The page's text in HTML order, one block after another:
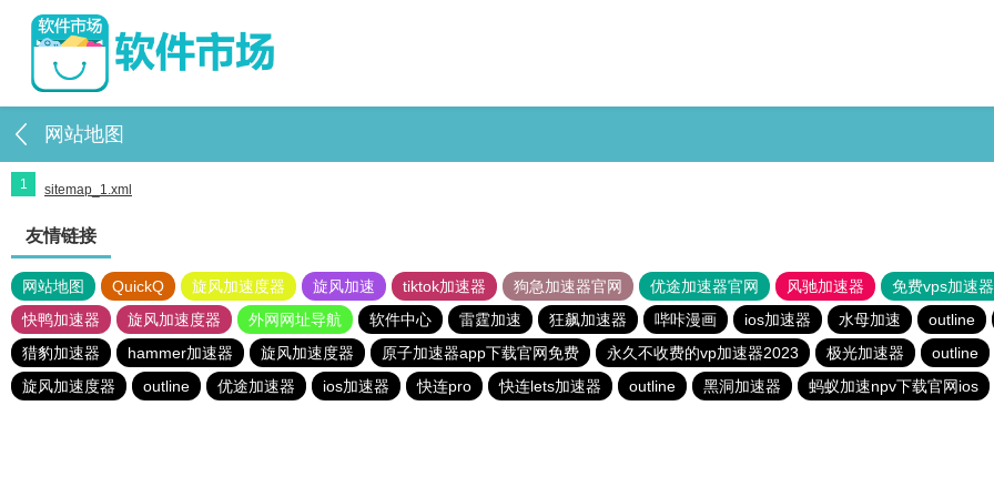
网站地图
1 sitemap_1.xml
友情链接
网站地图 QuickQ 旋风加速度器 旋风加速 tiktok加速器 狗急加速器官网 优途加速器官网 风驰加速器
免费vps加速
快鸭加速器
旋风加速度器 外网网址导航 软件中心 雷霆加速 狂飙加速器 哔咔漫画 ios加速器 水母加速
outline
猎豹加速器
hammer加速器 旋风加速度器 原子加速器app下载官网免费 永久不收费的vp加速器2023 极光加速器
outline
旋风加速度器
outline 优途加速器 ios加速器 快连pro 快连lets加速器 outline 黑洞加速器 蚂蚁加速npv下载官网ios